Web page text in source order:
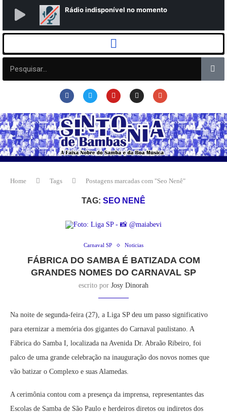
Home Tags Postagens marcadas com "Seo Nenê"
TAG: SEO NENÊ
Carnaval SP Noticias
FÁBRICA DO SAMBA É BATIZADA COM
GRANDES NOMES DO CARNAVAL SP
escrito por Josy Dinorah
Na noite de segunda-feira (27), a Liga SP deu um passo significativo
para eternizar a memória dos gigantes do Carnaval paulistano. A
Fábrica do Samba I, localizada na Avenida Dr. Abraão Ribeiro, foi
palco de uma grande celebração na inauguração dos novos nomes que
vão batizar o Complexo e suas Alamedas.
A cerimônia contou com a presença da imprensa, representantes das
Escolas de Samba de São Paulo e herdeiros diretos ou indiretos dos